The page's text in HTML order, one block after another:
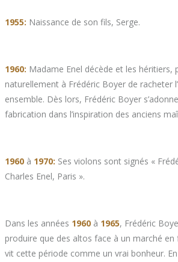
1955: Naissance de son fils, Serge.
1960: Madame Enel décède et les héritiers,
naturellement à Frédéric Boyer de racheter
ensemble. Dès lors, Frédéric Boyer
fabrication dans l’inspiration des anciens
1960 à 1970: Ses violons sont signés «
Charles Enel, Paris ».
Dans les années 1960 à 1965, Frédéric
produire que des altos face à un marché
vit cette période comme un vrai bonheur.